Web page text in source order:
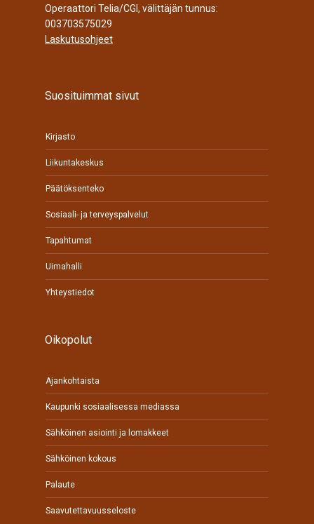
Operaattori Telia/CGI, välittäjän tunnus:
003703575029
Laskutusohjeet
Suosituimmat sivut
Kirjasto
Liikuntakeskus
Päätöksenteko
Sosiaali- ja terveyspalvelut
Tapahtumat
Uimahalli
Yhteystiedot
Oikopolut
Ajankohtaista
Kaupunki sosiaalisessa mediassa
Sähköinen asiointi ja lomakkeet
Sähköinen kokous
Palaute
Saavutettavuusseloste